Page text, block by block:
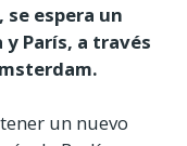
se espera un
París, a través
un nuevo